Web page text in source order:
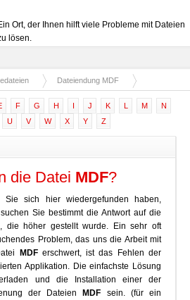
Ort, der Ihnen hilft viele Probleme mit Dateien
lösen.
Dateiendung MDF
F G H I J K L M
N
U V W X Y Z
die Datei MDF?
Sie sich hier wiedergefunden haben,
Sie bestimmt die Antwort auf die
die höher gestellt wurde. Ein sehr oft
Problem, das uns die Arbeit mit
MDFerschwert, ist das Fehlen der
Applikation. Die einfachste Lösung
und die Installation einer der
der Dateien
MDF sein. (für ein